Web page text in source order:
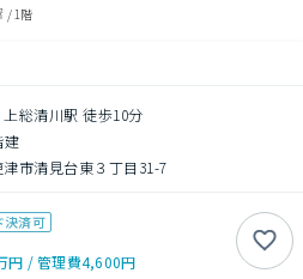
/1階
総清川駅 徒歩10分
建
市清見台東３丁目31-7
決済可
円 /管理費4,600円